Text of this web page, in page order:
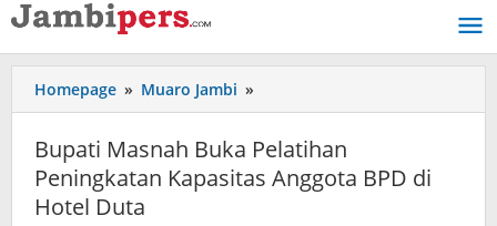
Lewati
ke
konten
Homepage » Muaro Jambi »
Masnah
Buka
Pelatihan
Peningkatan
Bupati Masnah Buka Pelatihan
Peningkatan Kapasitas Anggota BPD di
Hotel Duta